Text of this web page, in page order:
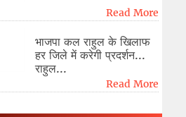
Read More
भाजपा कल राहुल के खिलाफ
हर जिले में करेगी प्रदर्शन...
राहुल...
Read More